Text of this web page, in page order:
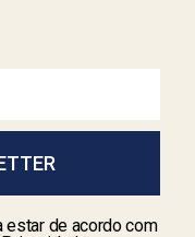
estar de acordo com